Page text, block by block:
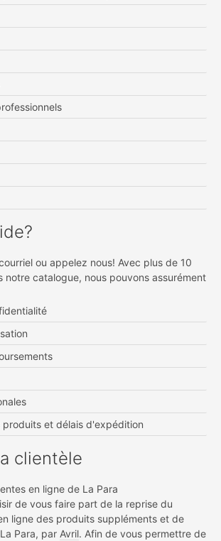
ou appelez nous! Avec plus de 10
notre catalogue, nous pouvons assurément
produits et délais d'expédition
clientèle
en ligne de La Para
de vous faire part de la reprise du
ligne des produits suppléments et de
Para, par Avril. Afin de vous permettre de